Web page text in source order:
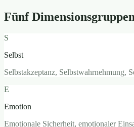
Fünf Dimensionsgruppen
S
Selbst
Selbstakzeptanz, Selbstwahrnehmung,
E
Emotion
Emotionale Sicherheit, emotionaler